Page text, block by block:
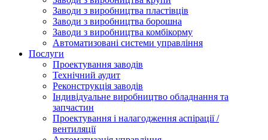
Заводи з виробництва пластівців
Заводи з виробництва борошна
Заводи з виробництва комбікорму
Автоматизовані системи управління
Послуги
Проектування заводів
Технічний аудит
Реконструкція заводів
Індивідуальне виробництво обладнання та
запчастин
Проектування і налагодження аспірації /
вентиляції